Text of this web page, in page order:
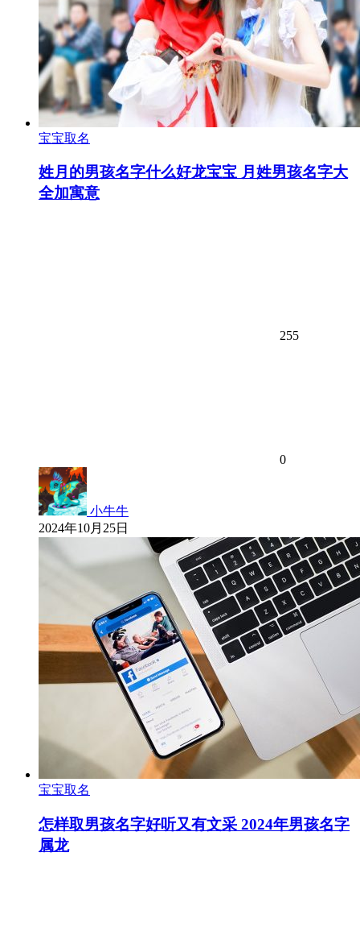
宝宝取名
姓月的男孩名字什么好龙宝宝 月姓男孩名字大
全加寓意
255
0
小牛牛
2024年10月25日
宝宝取名
怎样取男孩名字好听又有文采 2024年男孩名字
属龙